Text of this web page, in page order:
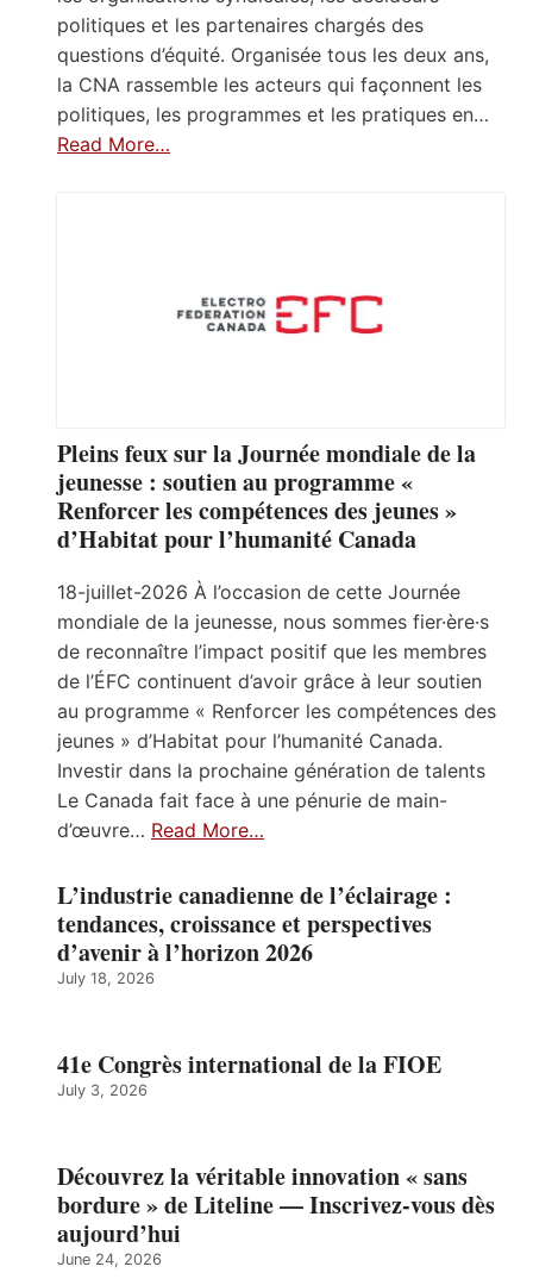
politiques et les partenaires chargés des
questions d’équité. Organisée tous les deux ans,
la CNA rassemble les acteurs qui façonnent les
politiques, les programmes et les pratiques en…
Read More…
Pleins feux sur la Journée mondiale de la
jeunesse : soutien au programme «
Renforcer les compétences des jeunes »
d’Habitat pour l’humanité Canada
18-juillet-2026 À l’occasion de cette Journée
mondiale de la jeunesse, nous sommes fier·ère·s
de reconnaître l’impact positif que les membres
de l’ÉFC continuent d’avoir grâce à leur soutien
au programme « Renforcer les compétences des
jeunes » d’Habitat pour l’humanité Canada.
Investir dans la prochaine génération de talents
Le Canada fait face à une pénurie de main-
d’œuvre… Read More…
L’industrie canadienne de l’éclairage :
tendances, croissance et perspectives
d’avenir à l’horizon 2026
July 18, 2026
41e Congrès international de la FIOE
July 3, 2026
Découvrez la véritable innovation « sans
bordure » de Liteline — Inscrivez-vous dès
aujourd’hui
June 24, 2026